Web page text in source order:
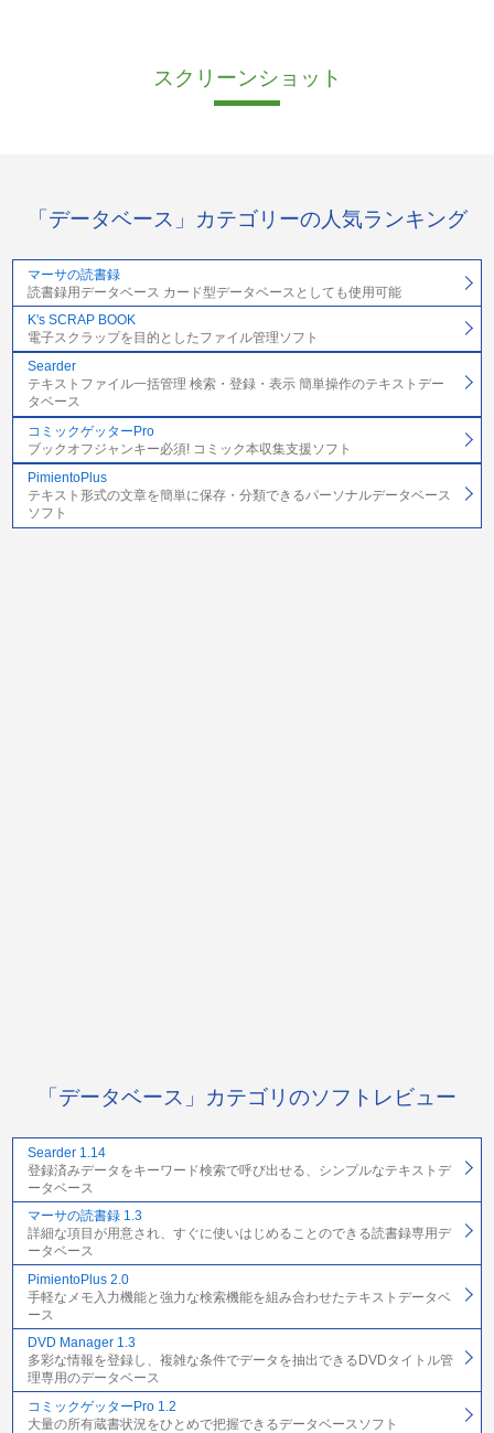
スクリーンショット
「データベース」カテゴリーの人気ランキング
マーサの読書録
読書録用データベース カード型データベースとしても使用可能
K's SCRAP BOOK
電子スクラップを目的としたファイル管理ソフト
Searder
テキストファイル一括管理 検索・登録・表示 簡単操作のテキストデー
タベース
コミックゲッターPro
ブックオフジャンキー必須! コミック本収集支援ソフト
PimientoPlus
テキスト形式の文章を簡単に保存・分類できるパーソナルデータベース
ソフト
「データベース」カテゴリのソフトレビュー
Searder 1.14
登録済みデータをキーワード検索で呼び出せる、シンプルなテキストデ
ータベース
マーサの読書録 1.3
詳細な項目が用意され、すぐに使いはじめることのできる読書録専用デ
ータベース
PimientoPlus 2.0
手軽なメモ入力機能と強力な検索機能を組み合わせたテキストデータベ
ース
DVD Manager 1.3
多彩な情報を登録し、複雑な条件でデータを抽出できるDVDタイトル管
理専用のデータベース
コミックゲッターPro 1.2
大量の所有蔵書状況をひとめで把握できるデータベースソフト